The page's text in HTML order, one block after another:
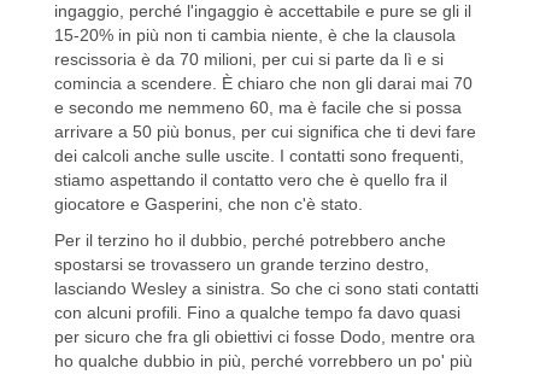
ingaggio, perché l'ingaggio è accettabile e pure se gli il
15-20% in più non ti cambia niente, è che la clausola
rescissoria è da 70 milioni, per cui si parte da lì e si
comincia a scendere. È chiaro che non gli darai mai 70
e secondo me nemmeno 60, ma è facile che si possa
arrivare a 50 più bonus, per cui significa che ti devi fare
dei calcoli anche sulle uscite. I contatti sono frequenti,
stiamo aspettando il contatto vero che è quello fra il
giocatore e Gasperini, che non c'è stato.
Per il terzino ho il dubbio, perché potrebbero anche
spostarsi se trovassero un grande terzino destro,
lasciando Wesley a sinistra. So che ci sono stati contatti
con alcuni profili. Fino a qualche tempo fa davo quasi
per sicuro che fra gli obiettivi ci fosse Dodo, mentre ora
ho qualche dubbio in più, perché vorrebbero un po' più